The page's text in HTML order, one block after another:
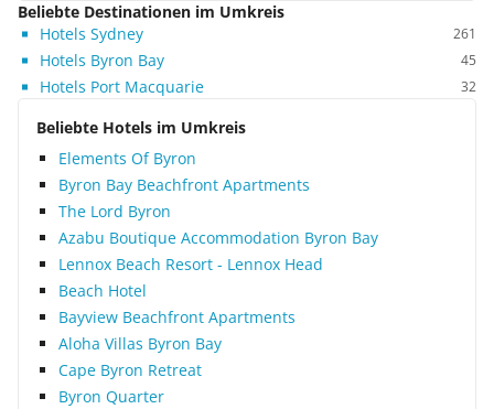
Beliebte Destinationen im Umkreis
Hotels Sydney
261
Hotels Byron Bay 45
Hotels Port Macquarie 32
Beliebte Hotels im Umkreis
Elements Of Byron
Byron Bay Beachfront Apartments
The Lord Byron
Azabu Boutique Accommodation Byron Bay
Lennox Beach Resort - Lennox Head
Beach Hotel
Bayview Beachfront Apartments
Aloha Villas Byron Bay
Cape Byron Retreat
Byron Quarter